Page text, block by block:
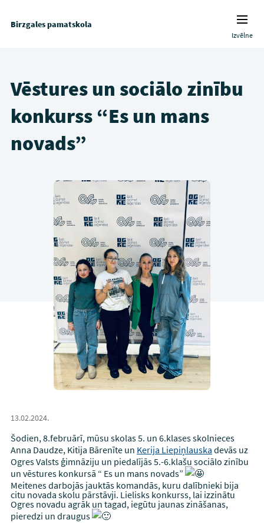
Birzgales pamatskola
Izvēlne
Vēstures un sociālo zinību
konkurss “Es un mans
novads”
13.02.2024.
Šodien, 8.februārī, mūsu skolas 5. un 6.klases skolnieces
Anna Daudze, Kitija Bārenīte un Kerija Liepiņlauska devās uz
Ogres Valsts ģimnāziju un piedalījās 5.-6.klašu sociālo zinību
un vēstures konkursā “ Es un mans novads”
Meitenes darbojās jauktās komandās, kuru dalībnieki bija
citu novada skolu pārstāvji. Lielisks konkurss, lai izzinātu
Ogres novadu agrāk un tagad, iegūtu jaunas zināšanas,
pieredzi un draugus